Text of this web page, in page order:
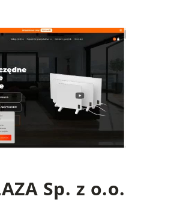
Sp. z o.o.